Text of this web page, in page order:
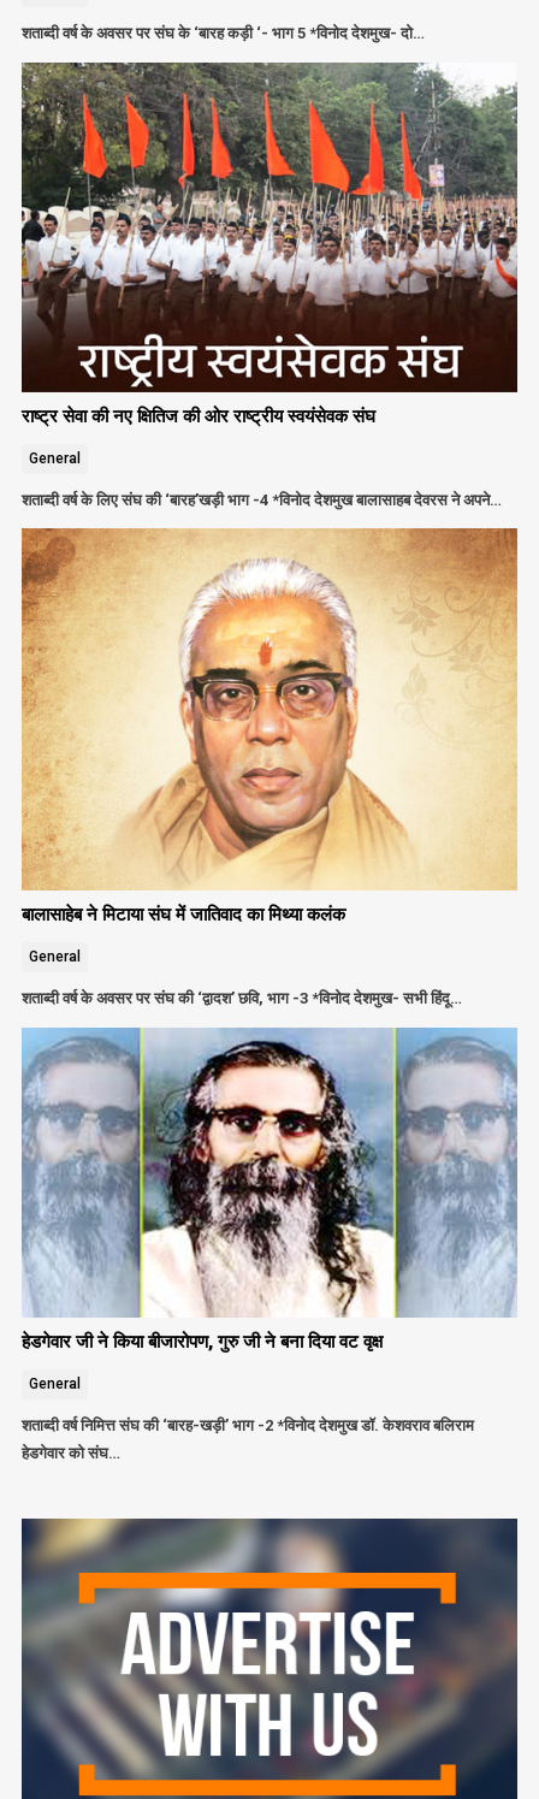
शताब्दी वर्ष के अवसर पर संघ के ‘बारह कड़ी ‘- भाग 5 *विनोद देशमुख- दो…
राष्ट्र सेवा की नए क्षितिज की ओर राष्ट्रीय स्वयंसेवक संघ
General
शताब्दी वर्ष के लिए संघ की ‘बारह’खड़ी भाग -4 *विनोद देशमुख बालासाहब देवरस ने अपने…
बालासाहेब ने मिटाया संघ में जातिवाद का मिथ्या कलंक
General
शताब्दी वर्ष के अवसर पर संघ की ‘द्वादश’ छवि, भाग -3 *विनोद देशमुख- सभी हिंदू…
हेडगेवार जी ने किया बीजारोपण, गुरु जी ने बना दिया वट वृक्ष
General
शताब्दी वर्ष निमित्त संघ की ‘बारह-खड़ी’ भाग -2 *विनोद देशमुख डॉ. केशवराव बलिराम
हेडगेवार को संघ…